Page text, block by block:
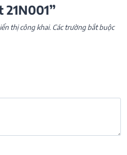
21N001”
thị công khai. Các trường bắt buộc